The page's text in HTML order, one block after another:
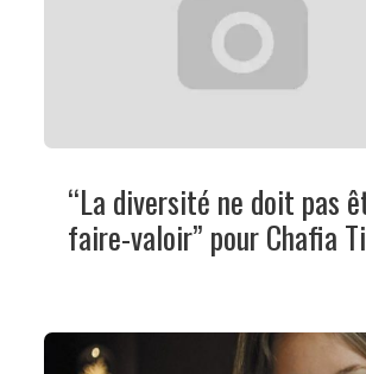
“La diversité ne doit pas
faire-valoir” pour Chafia